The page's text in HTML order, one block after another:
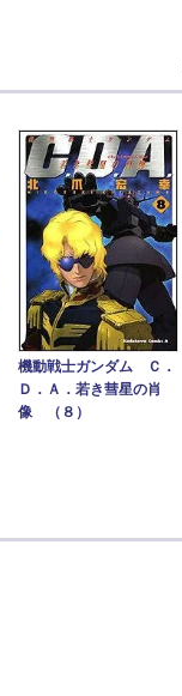
機動戦士ガンダム Ｃ．
Ｄ．Ａ．若き彗星の肖
像 （８）